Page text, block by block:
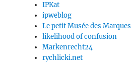
IPKat
ipweblog
Le petit Musée des Marques
likelihood of confusion
Markenrecht24
rychlicki.net